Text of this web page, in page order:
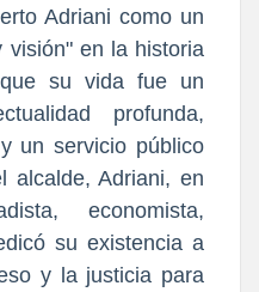
Adriani como un
visión" en la historia
su vida fue un
profunda,
un servicio público
alcalde, Adriani, en
economista,
su existencia a
y la justicia para